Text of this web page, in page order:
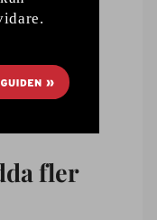
fler